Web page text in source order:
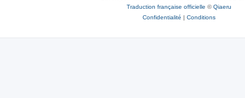
Traduction française officielle ©Qiaeru
Confidentialité | Conditions